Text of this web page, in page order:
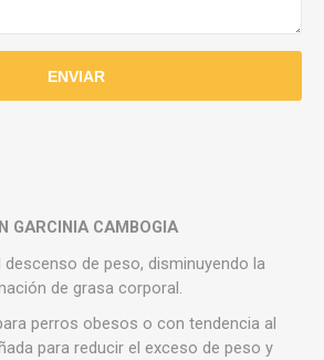
GARCINIA CAMBOGIA
de peso, disminuyendo la
de grasa corporal.
perros obesos o con tendencia al
para reducir el exceso de peso y